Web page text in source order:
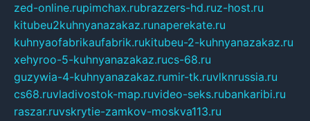
zed-online.rupimchax.rubrazzers-hd.ruz-host.ru
kitubeu2kuhnyanazakaz.runaperekate.ru
kuhnyaofabrikaufabrik.rukitubeu-2-kuhnyanazakaz.ru
xehyroo-5-kuhnyanazakaz.rucs-68.ru
guzywia-4-kuhnyanazakaz.rumir-tk.ruvlknrussia.ru
cs68.ruvladivostok-map.ruvideo-seks.rubankaribi.ru
raszar.ruvskrytie-zamkov-moskva113.ru